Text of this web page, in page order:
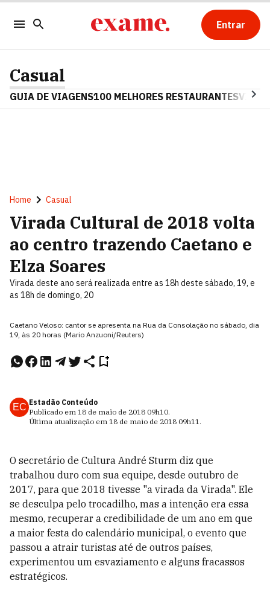
Entrar
Casual
GUIA DE VIAGENS100 MELHORES RESTAURANTES
Home Casual
Virada Cultural de 2018 volta
ao centro trazendo Caetano e
Elza Soares
Virada deste ano será realizada entre as 18h deste sábado, 19, e
as 18h de domingo, 20
Caetano Veloso: cantor se apresenta na Rua da Consolação no sábado, dia
19, às 20 horas (Mario Anzuoni/Reuters)
EC Estadão Conteúdo
Publicado em 18 de maio de 2018 09h10.
Última atualização em 18 de maio de 2018 09h11.
O secretário de Cultura André Sturm diz que
trabalhou duro com sua equipe, desde outubro de
2017, para que 2018 tivesse "a virada da Virada". Ele
se desculpa pelo trocadilho, mas a intenção era essa
mesmo, recuperar a credibilidade de um ano em que
a maior festa do calendário municipal, o evento que
passou a atrair turistas até de outros países,
experimentou um esvaziamento e alguns fracassos
estratégicos.